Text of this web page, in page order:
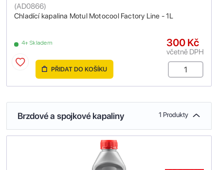
Chladící kapalina Motul Motocool Factory Line - 1L
(AD0866)
4+ Skladem 300 Kč
včetně DPH
PŘIDAT DO KOŠÍKU
Brzdové a spojkové kapaliny 1 Produkty